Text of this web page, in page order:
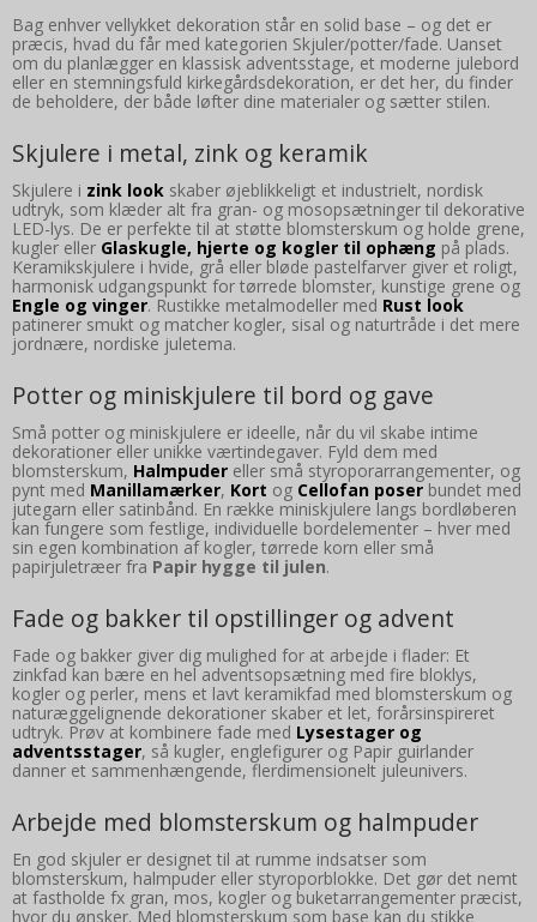
Bag enhver vellykket dekoration står en solid base – og det er
præcis, hvad du får med kategorien Skjuler/potter/fade. Uanset
om du planlægger en klassisk adventsstage, et moderne julebord
eller en stemningsfuld kirkegårdsdekoration, er det her, du finder
de beholdere, der både løfter dine materialer og sætter stilen.
Skjulere i metal, zink og keramik
Skjulere i zink look skaber øjeblikkeligt et industrielt, nordisk
udtryk, som klæder alt fra gran- og mosopsætninger til dekorative
LED-lys. De er perfekte til at støtte blomsterskum og holde grene,
kugler eller Glaskugle, hjerte og kogler til ophæng på plads.
Keramikskjulere i hvide, grå eller bløde pastelfarver giver et roligt,
harmonisk udgangspunkt for tørrede blomster, kunstige grene og
Engle og vinger. Rustikke metalmodeller med Rust look
patinerer smukt og matcher kogler, sisal og naturtråde i det mere
jordnære, nordiske juletema.
Potter og miniskjulere til bord og gave
Små potter og miniskjulere er ideelle, når du vil skabe intime
dekorationer eller unikke værtindegaver. Fyld dem med
blomsterskum, Halmpuder eller små styroporarrangementer, og
pynt med Manillamærker, Kort og Cellofan poser bundet med
jutegarn eller satinbånd. En række miniskjulere langs bordløberen
kan fungere som festlige, individuelle bordelementer – hver med
sin egen kombination af kogler, tørrede korn eller små
papirjuletræer fra Papir hygge til julen.
Fade og bakker til opstillinger og advent
Fade og bakker giver dig mulighed for at arbejde i flader: Et
zinkfad kan bære en hel adventsopsætning med fire bloklys,
kogler og perler, mens et lavt keramikfad med blomsterskum og
naturæggelignende dekorationer skaber et let, forårsinspireret
udtryk. Prøv at kombinere fade med Lysestager og
adventsstager, så kugler, englefigurer og Papir guirlander
danner et sammenhængende, flerdimensionelt juleunivers.
Arbejde med blomsterskum og halmpuder
En god skjuler er designet til at rumme indsatser som
blomsterskum, halmpuder eller styroporblokke. Det gør det nemt
at fastholde fx gran, mos, kogler og buketarrangementer præcist,
hvor du ønsker. Med blomsterskum som base kan du stikke